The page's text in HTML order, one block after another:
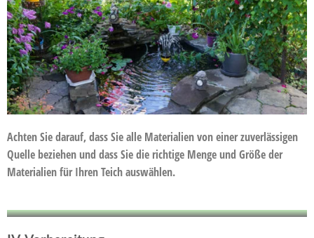
Achten Sie darauf, dass Sie alle Materialien von einer zuverlässigen
Quelle beziehen und dass Sie die richtige Menge und Größe der
Materialien für Ihren Teich auswählen.